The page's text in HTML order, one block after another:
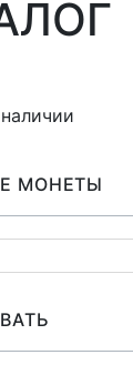
МОНЕТЫ